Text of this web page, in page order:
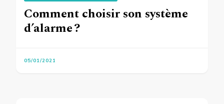
Comment choisir son système
d’alarme ?
05/01/2021